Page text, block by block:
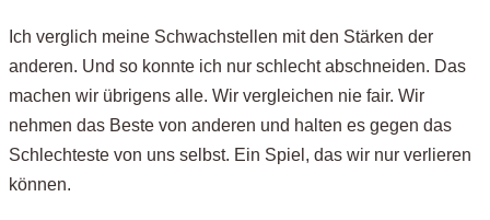
Ich verglich meine Schwachstellen mit den Stärken der
anderen. Und so konnte ich nur schlecht abschneiden. Das
machen wir übrigens alle. Wir vergleichen nie fair. Wir
nehmen das Beste von anderen und halten es gegen das
Schlechteste von uns selbst. Ein Spiel, das wir nur verlieren
können.